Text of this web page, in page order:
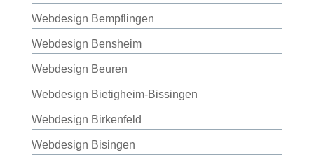
Webdesign Bempflingen
Webdesign Bensheim
Webdesign Beuren
Webdesign Bietigheim-Bissingen
Webdesign Birkenfeld
Webdesign Bisingen